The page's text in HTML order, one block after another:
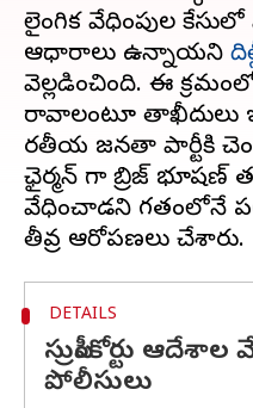
లైంగిక వేధింపుల
ఆధారాలు ఉన్నాయని
వెల్లడించింది. ఈ
రావాలంటూ తాఖీదులు
భారతీయ జనతా పార్టీకి
ఛైర్మన్ గా బ్రిజ్ భూషణ్‌
వేధించాడని గతంలోనే
DETAILS
సుప్రీంకోర్టు
పోలీసులు